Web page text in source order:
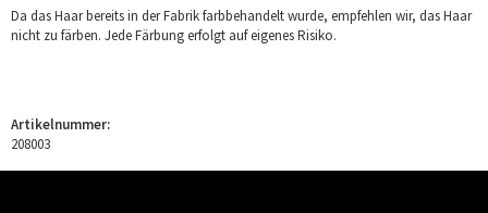
Da das Haar bereits in der Fabrik farbbehandelt wurde, empfehlen wir, das Haar
nicht zu färben. Jede Färbung erfolgt auf eigenes Risiko.
Artikelnummer:
208003